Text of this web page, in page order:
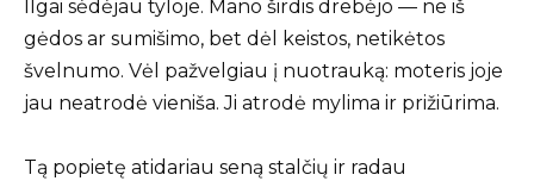
Ilgai sėdėjau tyloje. Mano širdis drebėjo — ne iš
gėdos ar sumišimo, bet dėl keistos, netikėtos
švelnumo. Vėl pažvelgiau į nuotrauką: moteris joje
jau neatrodė vieniša. Ji atrodė mylima ir prižiūrima.
Tą popietę atidariau seną stalčių ir radau